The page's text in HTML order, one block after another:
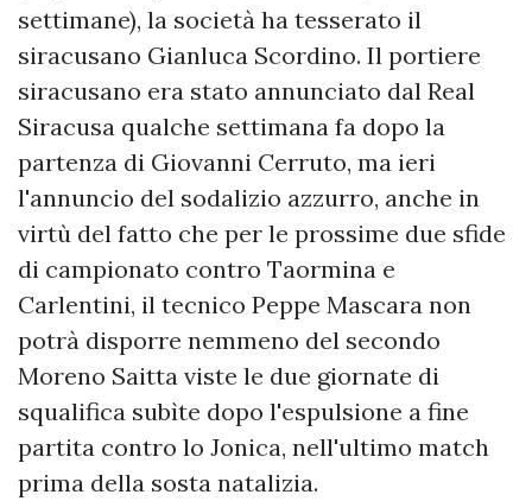
settimane), la società ha tesserato il
siracusano Gianluca Scordino. Il portiere
siracusano era stato annunciato dal Real
Siracusa qualche settimana fa dopo la
partenza di Giovanni Cerruto, ma ieri
l'annuncio del sodalizio azzurro, anche in
virtù del fatto che per le prossime due sfide
di campionato contro Taormina e
Carlentini, il tecnico Peppe Mascara non
potrà disporre nemmeno del secondo
Moreno Saitta viste le due giornate di
squalifica subìte dopo l'espulsione a fine
partita contro lo Jonica, nell'ultimo match
prima della sosta natalizia.